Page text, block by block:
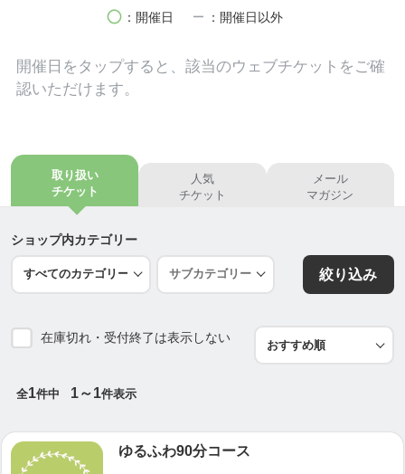
circle ：開催日 remove ：開催日以外
開催日を タップすると、該当のウェブチケットをご確
認いただけます。
取り扱い
チケット
人気
チケット
メール
マガジン
ショップ内カテゴリー
絞り込み
在庫切れ・受付終了は表示しない
全1件中 1～1件表示
ゆるふわ90分コース